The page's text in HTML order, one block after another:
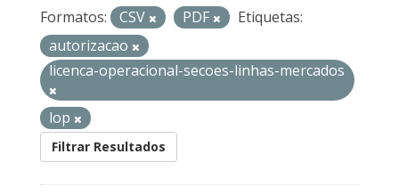
Formatos:
CSV PDF
Etiquetas:
autorizacao
licenca-operacional-secoes-linhas-mercados
lop
Filtrar Resultados